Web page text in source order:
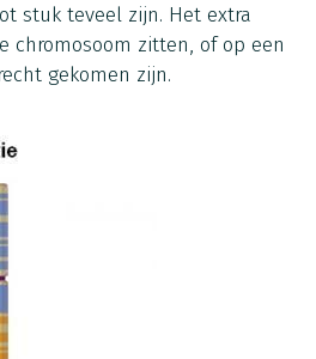
stuk teveel zijn. Het extra
chromosoom zitten, of op een
gekomen zijn.